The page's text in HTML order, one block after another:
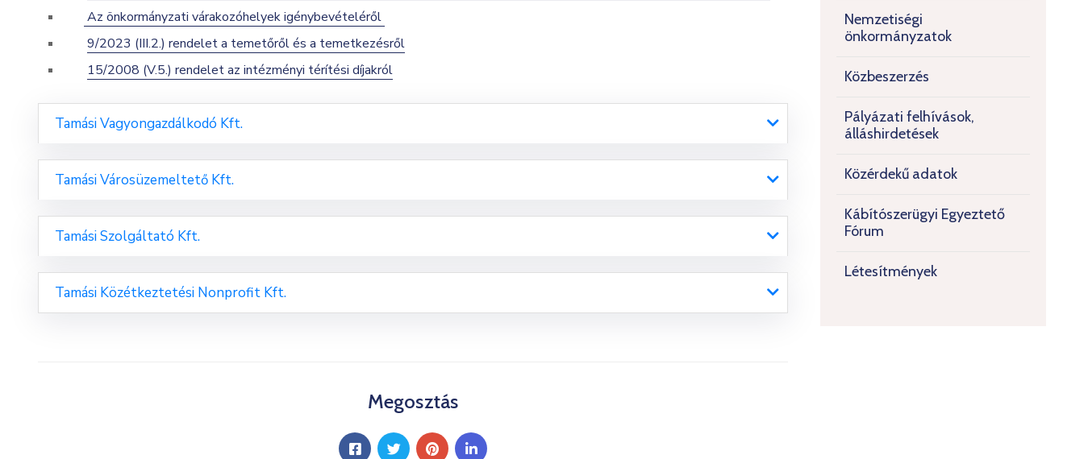
Az önkormányzati várakozóhelyek igénybevételéről
9/2023 (III.2.) rendelet a temetőről és a temetkezésről
15/2008 (V.5.) rendelet az intézményi térítési díjakról
Tamási Vagyongazdálkodó Kft.
Tamási Városüzemeltető Kft.
Tamási Szolgáltató Kft.
Tamási Közétkeztetési Nonprofit Kft.
Megosztás
Nemzetiségi
önkormányzatok
Közbeszerzés
Pályázati felhívások,
álláshirdetések
Közérdekű adatok
Kábítószerügyi Egyeztető
Fórum
Létesítmények